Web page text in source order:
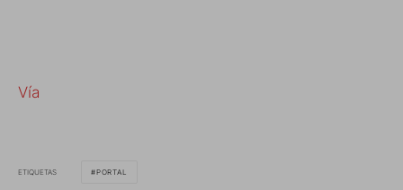
Vía
ETIQUETAS PORTAL